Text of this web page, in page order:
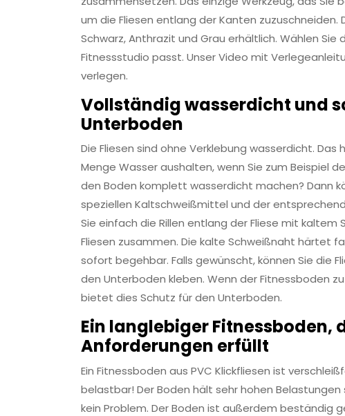
um die Fliesen entlang der Kanten zuzuschneiden.
Schwarz, Anthrazit und Grau erhältlich. Wählen Sie
Fitnessstudio passt. Unser Video mit
verlegen.
Vollständig wasserdicht und
Unterboden
Die Fliesen sind ohne Verklebung wasserdicht. Das
Menge Wasser aushalten, wenn Sie zum Beispiel
den Boden komplett wasserdicht machen? Dann
speziellen Kaltschweißmittel und der
Sie einfach die Rillen entlang der Fliese mit kaltem
Fliesen zusammen. Die kalte Schweißnaht härtet
sofort begehbar. Falls gewünscht, können Sie die
den Unterboden kleben. Wenn der Fitnessboden
bietet dies Schutz für den Unterboden.
Ein langlebiger Fitnessboden,
Anforderungen erfüllt
Ein Fitnessboden aus PVC Klickfliesen ist
belastbar! Der Boden hält sehr hohen
kein Problem. Der Boden ist außerdem beständig